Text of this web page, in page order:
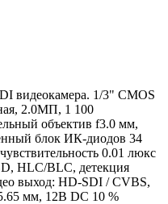
видеокамера. 1/3" CMOS
2.0МП, 1 100
объектив f3.0 мм,
блок ИК-диодов 34
0.01 люкс
HLC/BLC, детекция
выход: HD-SDI / CVBS,
мм, 12В DC 10 %